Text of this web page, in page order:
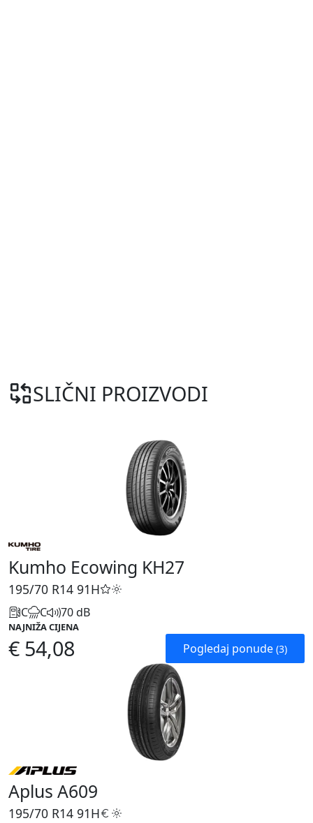
SLIČNI PROIZVODI
Kumho Ecowing KH27
195/70 R14 91H
C C 70 dB
NAJNIŽA CIJENA
€ 54,08 Pogledaj ponude (3)
Aplus A609
195/70 R14 91H